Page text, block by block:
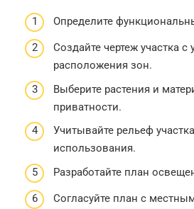
Определите
Создайте чертеж участка с
расположения зон.
Выберите растения и
приватности.
Учитывайте рельеф
использования.
Разработайте план
Согласуйте план с